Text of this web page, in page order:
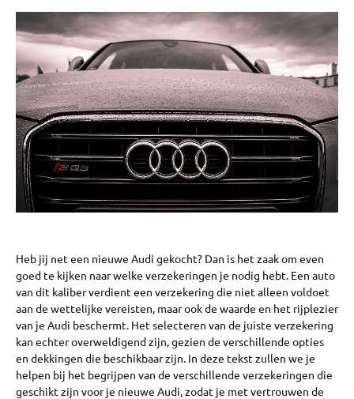
Heb jij net een nieuwe Audi gekocht? Dan is het zaak om even
goed te kijken naar welke verzekeringen je nodig hebt. Een auto
van dit kaliber verdient een verzekering die niet alleen voldoet
aan de wettelijke vereisten, maar ook de waarde en het rijplezier
van je Audi beschermt. Het selecteren van de juiste verzekering
kan echter overweldigend zijn, gezien de verschillende opties
en dekkingen die beschikbaar zijn. In deze tekst zullen we je
helpen bij het begrijpen van de verschillende verzekeringen die
geschikt zijn voor je nieuwe Audi, zodat je met vertrouwen de